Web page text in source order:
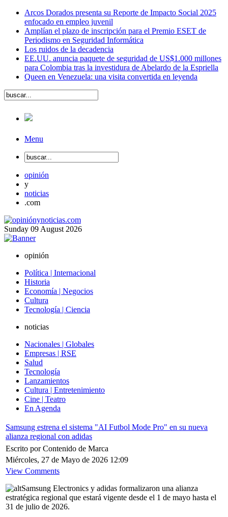
Arcos Dorados presenta su Reporte de Impacto Social 2025
enfocado en empleo juvenil
Amplían el plazo de inscripción para el Premio ESET de
Periodismo en Seguridad Informática
Los ruidos de la decadencia
EE.UU. anuncia paquete de seguridad de US$1.000 millones
para Colombia tras la investidura de Abelardo de la Espriella
Queen en Venezuela: una visita convertida en leyenda
Menu
opinión
y
noticias
.com
Sunday 09 August 2026
opinión
Política | Internacional
Historia
Economía | Negocios
Cultura
Tecnología | Ciencia
noticias
Nacionales | Globales
Empresas | RSE
Salud
Tecnología
Lanzamientos
Cultura | Entretenimiento
Cine | Teatro
En Agenda
Samsung estrena el sistema "AI Futbol Mode Pro" en su nueva
alianza regional con adidas
Escrito por Contenido de Marca
Miércoles, 27 de Mayo de 2026 12:09
View Comments
Samsung Electronics y adidas formalizaron una alianza
estratégica regional que estará vigente desde el 1 de mayo hasta el
31 de julio de 2026.